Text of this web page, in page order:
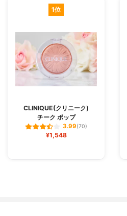
1位
CLINIQUE(クリニーク)
チーク ポップ
3.99(70)
¥1,548